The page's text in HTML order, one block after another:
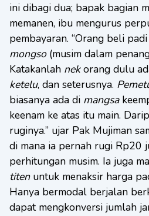
ini dibagi dua; bapak bagian
memanen, ibu mengurus
pembayaran. “Orang beli
mongso(musim dalam
Katakanlah nekorang dulu
ketelu, dan seterusnya.
biasanya ada di mangsa
keenam ke atas itu main.
ruginya.” ujar Pak Mujiman
di mana ia pernah rugi Rp20
perhitungan musim. Ia juga
titenuntuk menaksir harga
Hanya bermodal berjalan
dapat mengkonversi jumlah